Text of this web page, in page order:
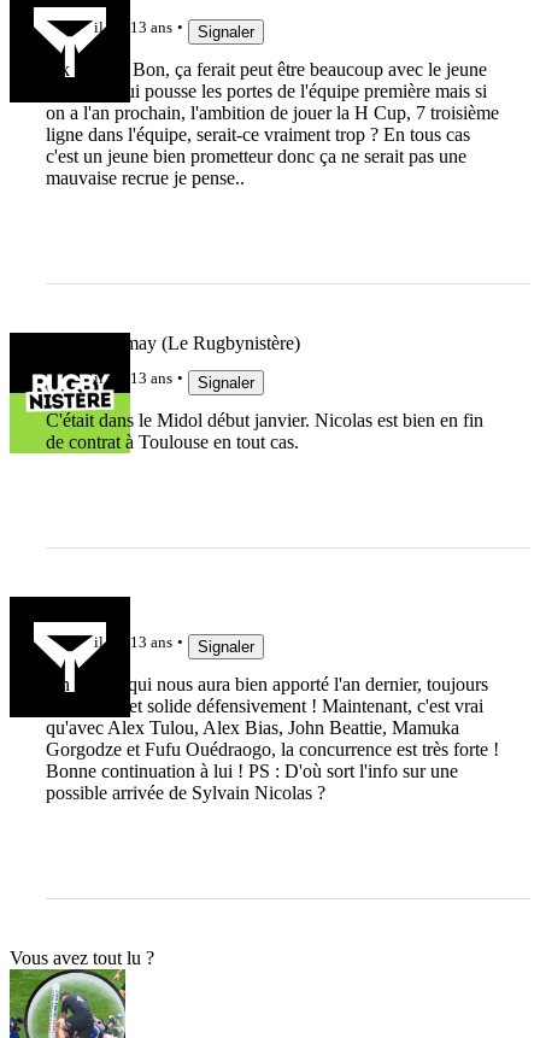
il y a 13 ans Signaler
Ok merci ! Bon, ça ferait peut être beaucoup avec le jeune
Galletier qui pousse les portes de l'équipe première mais si
on a l'an prochain, l'ambition de jouer la H Cup, 7 troisième
ligne dans l'équipe, serait-ce vraiment trop ? En tous cas
c'est un jeune bien prometteur donc ça ne serait pas une
mauvaise recrue je pense..
Riwan Demay (Le Rugbynistère)
il y a 13 ans Signaler
C'était dans le Midol début janvier. Nicolas est bien en fin
de contrat à Toulouse en tout cas.
il y a 13 ans Signaler
Un joueur qui nous aura bien apporté l'an dernier, toujours
au combat et solide défensivement ! Maintenant, c'est vrai
qu'avec Alex Tulou, Alex Bias, John Beattie, Mamuka
Gorgodze et Fufu Ouédraogo, la concurrence est très forte !
Bonne continuation à lui ! PS : D'où sort l'info sur une
possible arrivée de Sylvain Nicolas ?
Vous avez tout lu ?